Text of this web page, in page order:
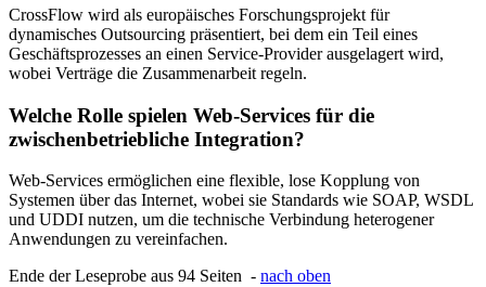
CrossFlow wird als europäisches Forschungsprojekt für
dynamisches Outsourcing präsentiert, bei dem ein Teil eines
Geschäftsprozesses an einen Service-Provider ausgelagert wird,
wobei Verträge die Zusammenarbeit regeln.
Welche Rolle spielen Web-Services für die
zwischenbetriebliche Integration?
Web-Services ermöglichen eine flexible, lose Kopplung von
Systemen über das Internet, wobei sie Standards wie SOAP, WSDL
und UDDI nutzen, um die technische Verbindung heterogener
Anwendungen zu vereinfachen.
Ende der Leseprobe aus 94 Seiten - nach oben